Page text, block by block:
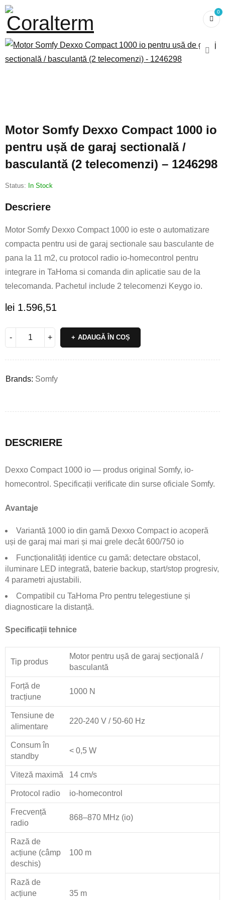
0
Motor Somfy Dexxo Compact 1000 io
pentru ușă de garaj sectională /
basculantă (2 telecomenzi) – 1246298
Status: In Stock
Descriere
Motor Somfy Dexxo Compact 1000 io este o automatizare
compacta pentru usi de garaj sectionale sau basculante de
pana la 11 m2, cu protocol radio io-homecontrol pentru
integrare in TaHoma si comanda din aplicatie sau de la
telecomanda. Pachetul include 2 telecomenzi Keygo io.
lei 1.596,51
ADAUGĂ ÎN COȘ
Brands: Somfy
DESCRIERE
Dexxo Compact 1000 io — produs original Somfy, io-
homecontrol. Specificații verificate din surse oficiale Somfy.
Avantaje
Variantă 1000 io din gamă Dexxo Compact io acoperă
uși de garaj mai mari și mai grele decât 600/750 io
Funcționalități identice cu gamă: detectare obstacol,
iluminare LED integrată, baterie backup, start/stop progresiv,
4 parametri ajustabili.
Compatibil cu TaHoma Pro pentru telegestiune și
diagnosticare la distanță.
Specificații tehnice
Tip produs
Motor pentru ușă de garaj secțională /
basculantă
Forță de
tracțiune
1000 N
Tensiune de
alimentare
220-240 V / 50-60 Hz
Consum în
standby
< 0,5 W
Viteză maximă 14 cm/s
Protocol radio io-homecontrol
Frecvență
radio
868–870 MHz (io)
Rază de
acțiune (câmp
deschis)
100 m
Rază de
acțiune
35 m